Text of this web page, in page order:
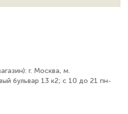
г. Москва, м.
бульвар 13 к2; с 10 до 21 пн-